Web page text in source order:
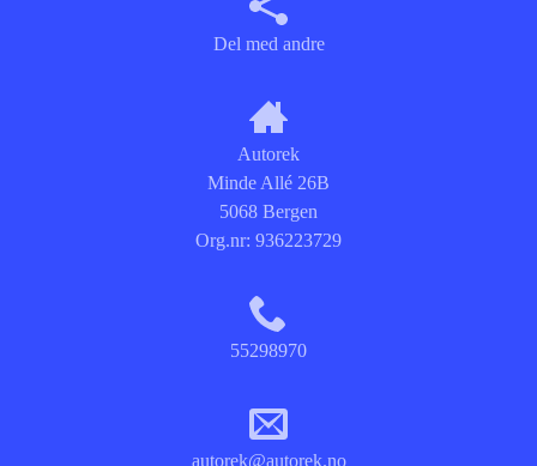
Del med andre
Autorek
Minde Allé 26B
5068 Bergen
Org.nr: 936223729
55298970
autorek@autorek.no